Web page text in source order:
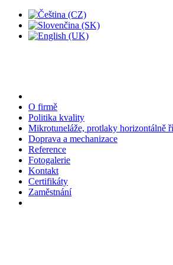
O firmě
Politika kvality
Mikrotuneláže, protlaky horizontálně
Doprava a mechanizace
Reference
Fotogalerie
Kontakt
Certifikáty
Zaměstnání